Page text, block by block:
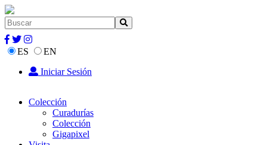
ES
EN
Iniciar Sesión
Colección
Curadurías
Colección
Gigapixel